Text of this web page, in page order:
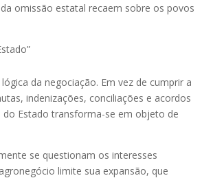
omissão estatal recaem sobre os povos
da negociação. Em vez de cumprir a
indenizações, conciliações e acordos
do Estado transforma-se em objeto de
se questionam os interesses
limite sua expansão, que